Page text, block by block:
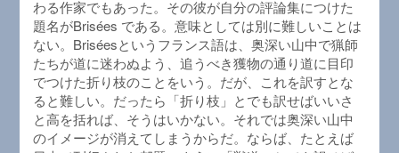
わる作家でもあった。その彼が自分の評論集につけた
題名がBrisées である。意味としては別に難しいことは
ない。Briséesというフランス語は、奥深い山中で猟師
たちが道に迷わぬよう、追うべき獲物の通り道に目印
でつけた折り枝のことをいう。だが、これを訳すとな
ると難しい。だったら「折り枝」とでも訳せばいいさ
と高を括れば、そうはいかない。それでは奥深い山中
のイメージが消えてしまうからだ。ならば、たとえば